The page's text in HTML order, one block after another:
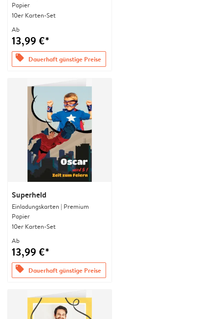
Papier
10er Karten-Set
Ab
13,99 €*
offers Dauerhaft günstige Preise
Superheld
Einladungskarten | Premium
Papier
10er Karten-Set
Ab
13,99 €*
offers Dauerhaft günstige Preise